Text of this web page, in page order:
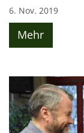
6. Nov. 2019
Mehr